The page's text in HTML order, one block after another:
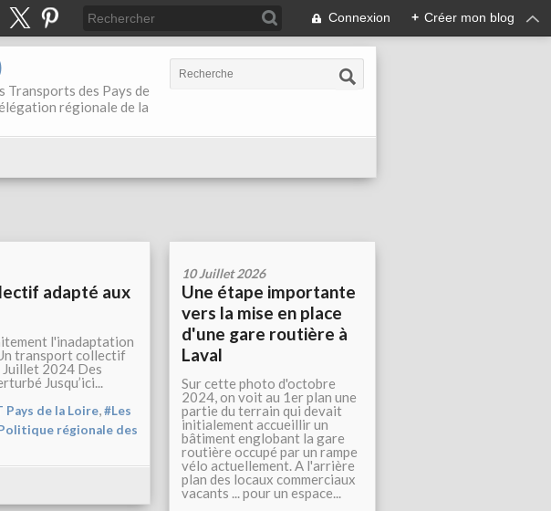
Connexion + Créer mon blog
Transports des Pays de
régionale de la
adapté aux
l'inadaptation
transport collectif
2024 Des
Jusqu’ici...
Pays de la Loire,#Les
régionale des
10 Juillet 2026
Une étape importante
vers la mise en place
d'une gare routière à
Laval
Sur cette photo d'octobre
2024, on voit au 1er plan une
partie du terrain qui devait
initialement accueillir un
bâtiment englobant la gare
routière occupé par un rampe
vélo actuellement. A l'arrière
plan des locaux commerciaux
vacants ... pour un espace...